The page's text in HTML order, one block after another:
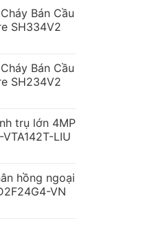
Bán Cầu
SH334V2
Bán Cầu
SH234V2
trụ lớn 4MP
LIU
hồng ngoại
VN